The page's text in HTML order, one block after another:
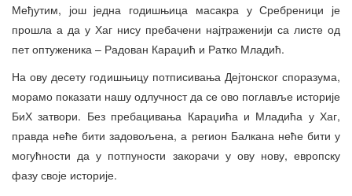
Међутим, још једна годишњица масакра у Сребреници је
прошла а да у Хаг нису пребачени најтраженији са листе од
пет оптуженика – Радован Караџић и Ратко Младић.
На ову десету годишњицу потписивања Дејтонског споразума,
морамо показати нашу одлучност да се ово поглавље историје
БиХ затвори. Без пребацивања Караџића и Младића у Хаг,
правда неће бити задовољена, а регион Балкана неће бити у
могућности да у потпуности закорачи у ову нову, европску
фазу своје историје.